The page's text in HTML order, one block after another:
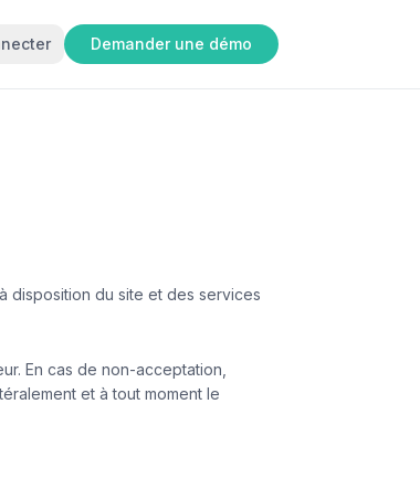
Demander une démo
disposition du site et des services
En cas de non-acceptation,
et à tout moment le